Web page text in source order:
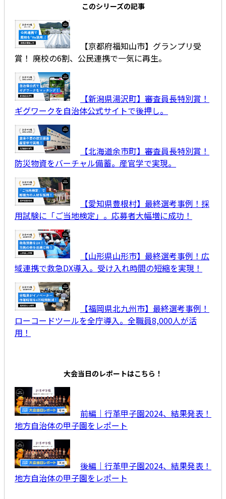
このシリーズの記事
【京都府福知山市】グランプリ受
賞！ 廃校の6割、公民連携で一気に再生。
【新潟県湯沢町】審査員長特別賞！
ギグワークを自治体公式サイトで後押し。
【北海道余市町】審査員長特別賞！
防災物資をバーチャル備蓄。産官学で実現。
【愛知県豊根村】最終選考事例！採
用試験に「ご当地検定」。応募者大幅増に成功！
【山形県山形市】最終選考事例！広
域連携で救急DX導入。受け入れ時間の短縮を実現！
【福岡県北九州市】最終選考事例！
ローコードツールを全庁導入。全職員8,000人が活
用！
大会当日のレポートはこちら！
前編｜行革甲子園2024、結果発表！
地方自治体の甲子園をレポート
後編｜行革甲子園2024、結果発表！
地方自治体の甲子園をレポート